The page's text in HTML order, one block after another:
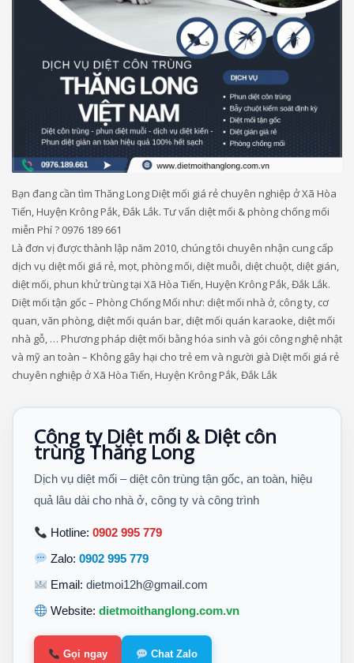
Bạn đang cần tìm Thăng Long Diệt mối giá rẻ chuyên nghiệp ở Xã Hòa
Tiến, Huyện Krông Pắk, Đắk Lắk. Tư vấn diệt mối & phòng chống mối
miễn Phí ? 0976 189 661
Là đơn vị được thành lập năm 2010, chúng tôi chuyên nhận cung cấp
dịch vụ diệt mối giá rẻ, mọt, phòng mối, diệt muỗi, diệt chuột, diệt gián,
diệt mối, phun khử trùng tại Xã Hòa Tiến, Huyện Krông Pắk, Đắk Lắk.
Diệt mối tận gốc – Phòng Chống Mối như: diệt mối nhà ở, công ty, cơ
quan, văn phòng, diệt mối quán bar, diệt mối quán karaoke, diệt mối
nhà gỗ, … Phương pháp diệt mối bằng hóa sinh và gói công nghệ nhật
và mỹ an toàn – Không gây hại cho trẻ em và người già Diệt mối giá rẻ
chuyên nghiệp ở Xã Hòa Tiến, Huyện Krông Pắk, Đắk Lắk
Công ty Diệt mối & Diệt côn
trùng Thăng Long
Dịch vụ diệt mối – diệt côn trùng tận gốc, an toàn, hiệu
quả lâu dài cho nhà ở, công ty và công trình
Hotline:0902 995 779
Zalo:0902 995 779
Email:dietmoi12h@gmail.com
Website:dietmoithanglong.com.vn
Gọi ngay Chat Zalo